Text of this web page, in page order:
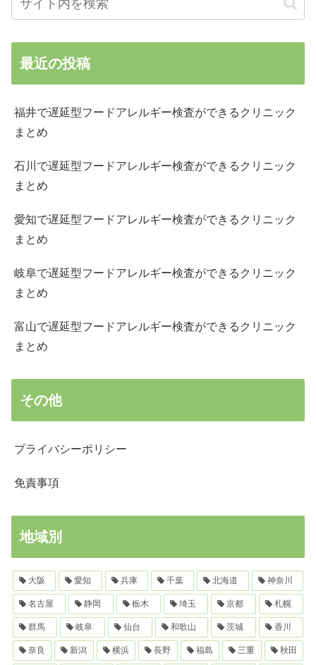
最近の投稿
福井で遅延型フードアレルギー検査ができるクリニック
まとめ
石川で遅延型フードアレルギー検査ができるクリニック
まとめ
愛知で遅延型フードアレルギー検査ができるクリニック
まとめ
岐阜で遅延型フードアレルギー検査ができるクリニック
まとめ
富山で遅延型フードアレルギー検査ができるクリニック
まとめ
その他
プライバシーポリシー
免責事項
地域別
大阪 愛知 兵庫 千葉 北海道 神奈川
名古屋 静岡 栃木 埼玉 京都 札幌
群馬 岐阜 仙台 和歌山 茨城 香川
奈良 新潟 横浜 長野 福島 三重 秋田